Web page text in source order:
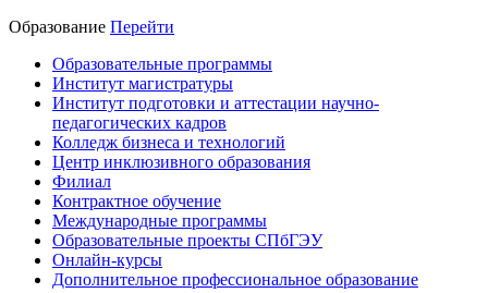
Образование Перейти
Образовательные программы
Институт магистратуры
Институт подготовки и аттестации научно-
педагогических кадров
Колледж бизнеса и технологий
Центр инклюзивного образования
Филиал
Контрактное обучение
Международные программы
Образовательные проекты СПбГЭУ
Онлайн-курсы
Дополнительное профессиональное образование